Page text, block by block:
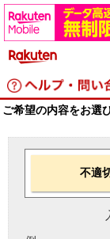
ご希望の内容をお選
不適